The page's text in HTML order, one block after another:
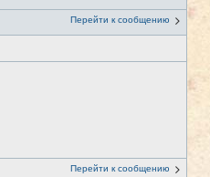
Перейти к сообщению
Перейти к сообщению